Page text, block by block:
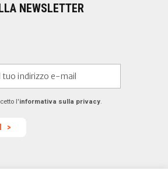
NEWSLETTER
l'informativa sulla privacy.